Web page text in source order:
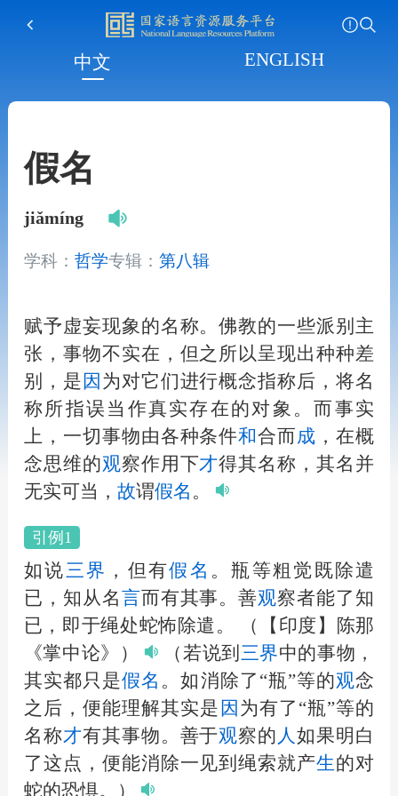
中文 ENGLISH
假名
jiǎmíng
学科： 哲学专辑： 第八辑
赋予虚妄现象的名称。佛教的一些派别主
张，事物不实在，但之所以呈现出种种差
别，是 因 为对它们进行概念指称后，将名
称所指误当作真实存在的对象。而事实
上，一切事物由各种条件和合而 成 ，在概
念思维的观察作用下才得其名称，其名并
无实可当， 故谓假名 。
引例1
如说三界 ，但有假名 。瓶等粗觉既除遣
已，知从名言而有其事。善观察者能了知
已，即于绳处蛇怖除遣。
（【印度】陈那
《掌中论》）
（若说到 三界中的事物，
其实都只是假名 。如消除了“瓶”等的观念
之后，便能理解其实是 因 为有了“瓶”等的
名称才有其事物。善于观察的 人如果明白
了这点，便能消除一见到绳索就产生的对
蛇的恐惧。）